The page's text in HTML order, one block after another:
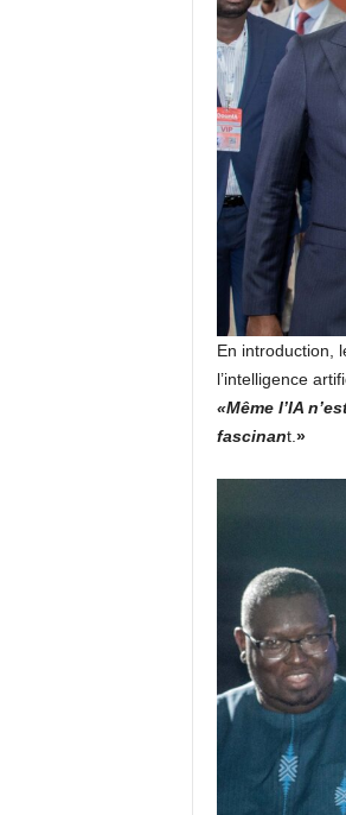
En introduction,
l’intelligence
«Même l’IA
fascinant. »